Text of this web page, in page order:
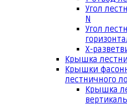
Угол
N
Угол
Х-
Крышка
Крышки
лестничного
Крышка